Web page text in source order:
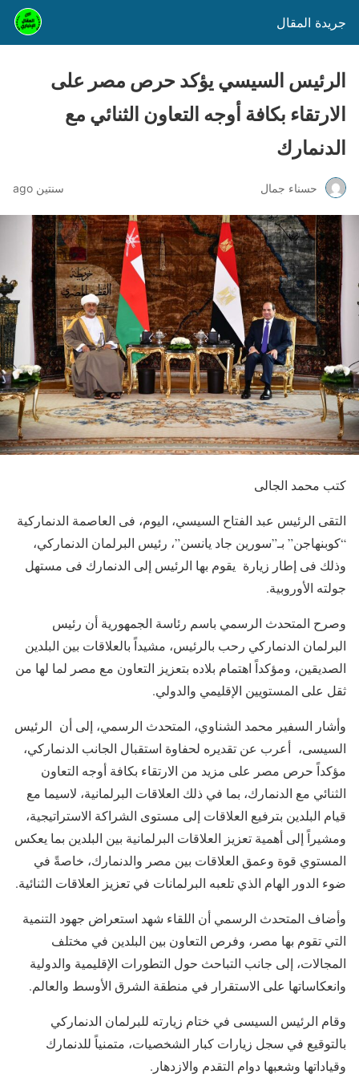
جريدة المقال
الرئيس السيسي يؤكد حرص مصر على
الارتقاء بكافة أوجه التعاون الثنائي مع
الدنمارك
حسناء جمال سنتين ago
كتب محمد الجالى
التقى الرئيس عبد الفتاح السيسي، اليوم، فى العاصمة الدنماركية
“كوبنهاجن” بـ”سورين جاد يانسن”، رئيس البرلمان الدنماركي،
وذلك فى إطار زيارة يقوم بها الرئيس إلى الدنمارك فى مستهل
جولته الأوروبية.
وصرح المتحدث الرسمي باسم رئاسة الجمهورية أن رئيس
البرلمان الدنماركي رحب بالرئيس، مشيداً بالعلاقات بين البلدين
الصديقين، ومؤكداً اهتمام بلاده بتعزيز التعاون مع مصر لما لها من
ثقل على المستويين الإقليمي والدولي.
وأشار السفير محمد الشناوي، المتحدث الرسمي، إلى أن الرئيس
السيسى، أعرب عن تقديره لحفاوة استقبال الجانب الدنماركي،
مؤكداً حرص مصر على مزيد من الارتقاء بكافة أوجه التعاون
الثنائي مع الدنمارك، بما في ذلك العلاقات البرلمانية، لاسيما مع
قيام البلدين بترفيع العلاقات إلى مستوى الشراكة الاستراتيجية،
ومشيراً إلى أهمية تعزيز العلاقات البرلمانية بين البلدين بما يعكس
المستوي قوة وعمق العلاقات بين مصر والدنمارك، خاصةً في
ضوء الدور الهام الذي تلعبه البرلمانات في تعزيز العلاقات الثنائية.
وأضاف المتحدث الرسمي أن اللقاء شهد استعراض جهود التنمية
التي تقوم بها مصر، وفرص التعاون بين البلدين في مختلف
المجالات، إلى جانب التباحث حول التطورات الإقليمية والدولية
وانعكاساتها على الاستقرار في منطقة الشرق الأوسط والعالم.
وقام الرئيس السيسى في ختام زيارته للبرلمان الدنماركي
بالتوقيع في سجل زيارات كبار الشخصيات، متمنياً للدنمارك
وقياداتها وشعبها دوام التقدم والازدهار.